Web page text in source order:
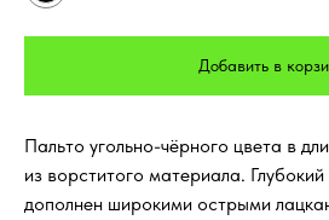
Добавить в
Пальто угольно-чёрного цвета в
из ворститого материала.
дополнен широкими острыми